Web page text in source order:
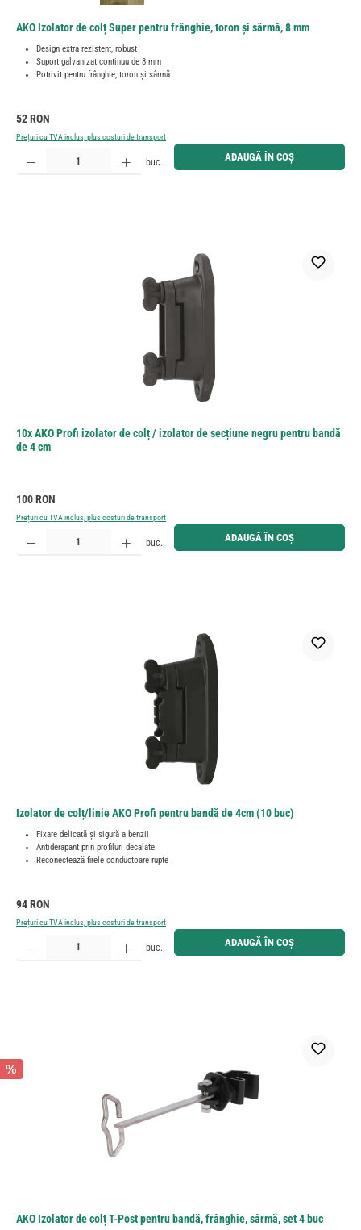
AKO Izolator de colț Super pentru frânghie, toron și sârmă, 8 mm
Design extra rezistent, robust
Suport galvanizat continuu de 8 mm
Potrivit pentru frânghie, toron și sârmă
Preț obișnuit:
52 RON
Prețuri cu TVA inclus, plus costuri de transport
Cantitate produs: Introduceți cantitatea dorită sau utilizați butoanele pentru a mări sau micșora
buc. ADAUGĂ ÎN COȘ
10x AKO Profi izolator de colț / izolator de secțiune negru pentru bandă
de 4 cm
Preț obișnuit:
100 RON
Prețuri cu TVA inclus, plus costuri de transport
Cantitate produs: Introduceți cantitatea dorită sau utilizați butoanele pentru a mări sau micșora
buc. ADAUGĂ ÎN COȘ
Izolator de colț/linie AKO Profi pentru bandă de 4cm (10 buc)
Fixare delicată și sigură a benzii
Antiderapant prin profiluri decalate
Reconectează firele conductoare rupte
Preț obișnuit:
94 RON
Prețuri cu TVA inclus, plus costuri de transport
Cantitate produs: Introduceți cantitatea dorită sau utilizați butoanele pentru a mări sau micșora
buc. ADAUGĂ ÎN COȘ
%
AKO Izolator de colț T-Post pentru bandă, frânghie, sârmă, set 4 buc